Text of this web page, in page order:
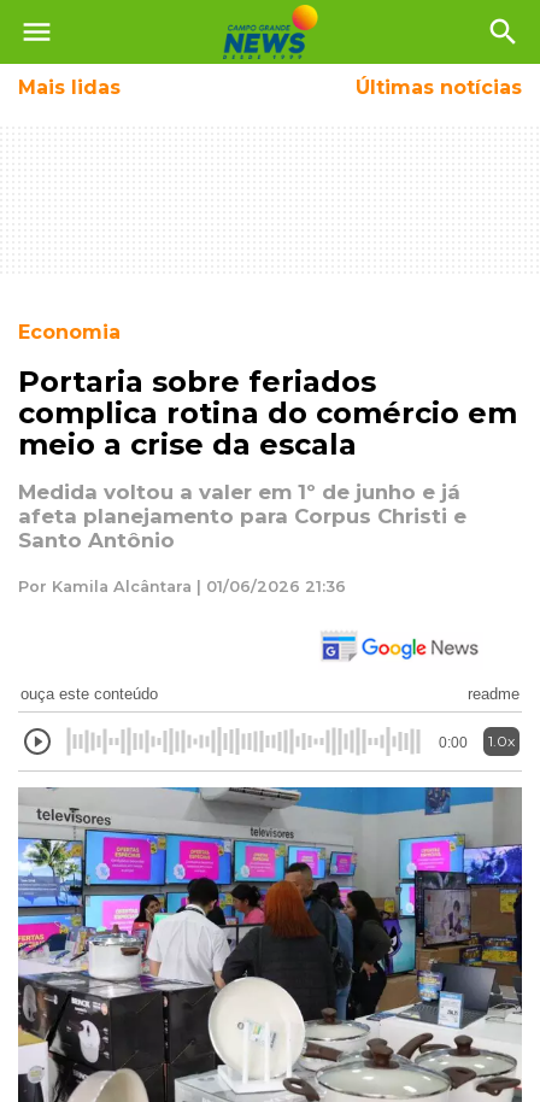
menu search
Mais lidas Últimas notícias
Economia
Portaria sobre feriados
complica rotina do comércio em
meio a crise da escala
Medida voltou a valer em 1º de junho e já
afeta planejamento para Corpus Christi e
Santo Antônio
Por Kamila Alcântara | 01/06/2026 21:36
ouça este conteúdo readme
0:00 1.0x